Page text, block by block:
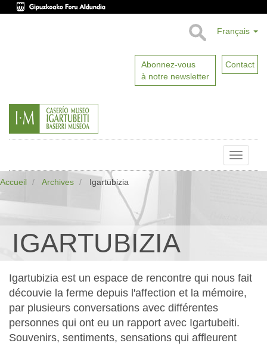
Français
Abonnez-vous
à notre newsletter
Contact
Toggle
Accueil Archives Igartubizia
IGARTUBIZIA
Igartubizia est un espace de rencontre qui nous fait
découvie la ferme depuis l'affection et la mémoire,
par plusieurs conversations avec différentes
personnes qui ont eu un rapport avec Igartubeiti.
Souvenirs, sentiments, sensations qui affleurent